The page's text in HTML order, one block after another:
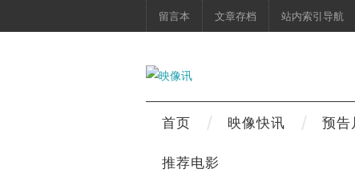
留言本 文章存档 站内索引导航
首页 映像快讯 预告
推荐电影